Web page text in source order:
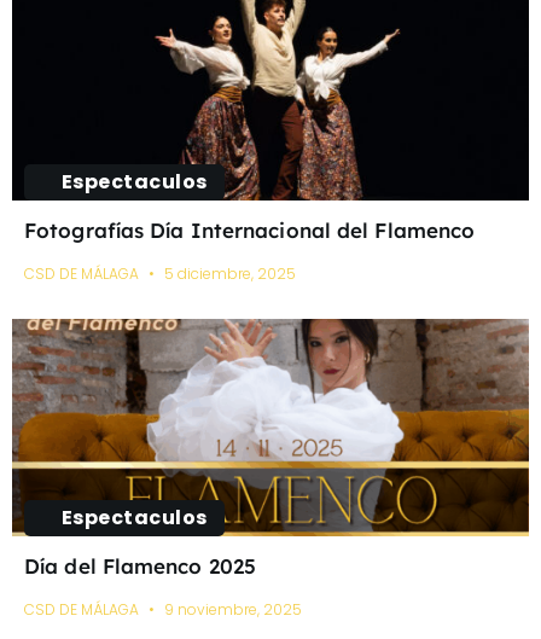
Espectaculos
Fotografías Día Internacional del Flamenco
CSD DE MÁLAGA 5 diciembre, 2025
Espectaculos
Día del Flamenco 2025
CSD DE MÁLAGA 9 noviembre, 2025